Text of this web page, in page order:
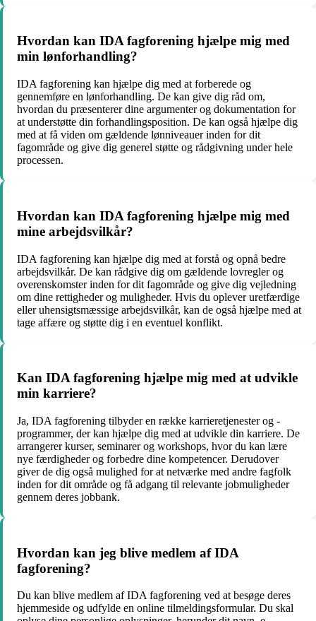
Hvordan kan IDA fagforening hjælpe mig med
min lønforhandling?
IDA fagforening kan hjælpe dig med at forberede og
gennemføre en lønforhandling. De kan give dig råd om,
hvordan du præsenterer dine argumenter og dokumentation for
at understøtte din forhandlingsposition. De kan også hjælpe dig
med at få viden om gældende lønniveauer inden for dit
fagområde og give dig generel støtte og rådgivning under hele
processen.
Hvordan kan IDA fagforening hjælpe mig med
mine arbejdsvilkår?
IDA fagforening kan hjælpe dig med at forstå og opnå bedre
arbejdsvilkår. De kan rådgive dig om gældende lovregler og
overenskomster inden for dit fagområde og give dig vejledning
om dine rettigheder og muligheder. Hvis du oplever uretfærdige
eller uhensigtsmæssige arbejdsvilkår, kan de også hjælpe med at
tage affære og støtte dig i en eventuel konflikt.
Kan IDA fagforening hjælpe mig med at udvikle
min karriere?
Ja, IDA fagforening tilbyder en række karrieretjenester og -
programmer, der kan hjælpe dig med at udvikle din karriere. De
arrangerer kurser, seminarer og workshops, hvor du kan lære
nye færdigheder og forbedre dine kompetencer. Derudover
giver de dig også mulighed for at netværke med andre fagfolk
inden for dit område og få adgang til relevante jobmuligheder
gennem deres jobbank.
Hvordan kan jeg blive medlem af IDA
fagforening?
Du kan blive medlem af IDA fagforening ved at besøge deres
hjemmeside og udfylde en online tilmeldingsformular. Du skal